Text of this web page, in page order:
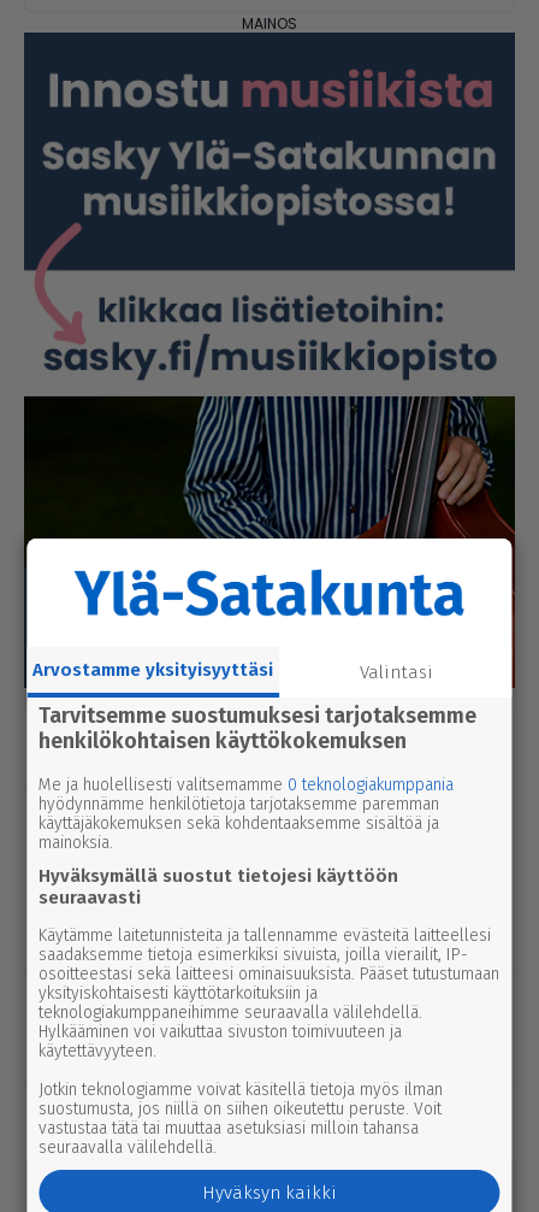
Luetuimmat
uutinen9.8.2026 14.00
Ter­veys­kes­kuk­sessa kolme vuotta
sitten käyt­töö­no­tettu ilmoit­tau­tu­mis­
käy­täntö muuttui – nyt painetaan ovi­
sum­me­ria
kulttuuri9.8.2026 2.55
2000 kävijän raja meni rikki Karvia-
Päivien ilta­oh­jel­missa
urheilu7.8.2026 14.00
Janne Ojala näkee Parkanon ase­man­
seu­dussa mah­dol­li­suu­den ravi- ja
tapah­tu­ma­kes­kuk­selle
Arvostamme yksityisyyttäsi Valintasi
Tarvitsemme suostumuksesi tarjotaksemme
henkilökohtaisen käyttökokemuksen
Me ja huolellisesti valitsemamme 0 teknologiakumppania
hyödynnämme henkilötietoja tarjotaksemme paremman
käyttäjäkokemuksen sekä kohdentaaksemme sisältöä ja
mainoksia.
Hyväksymällä suostut tietojesi käyttöön
seuraavasti
Käytämme laitetunnisteita ja tallennamme evästeitä laitteellesi
saadaksemme tietoja esimerkiksi sivuista, joilla vierailit, IP-
osoitteestasi sekä laitteesi ominaisuuksista. Pääset tutustumaan
yksityiskohtaisesti käyttötarkoituksiin ja
teknologiakumppaneihimme seuraavalla välilehdellä.
Hylkääminen voi vaikuttaa sivuston toimivuuteen ja
käytettävyyteen.
Jotkin teknologiamme voivat käsitellä tietoja myös ilman
suostumusta, jos niillä on siihen oikeutettu peruste. Voit
vastustaa tätä tai muuttaa asetuksiasi milloin tahansa
seuraavalla välilehdellä.
Hyväksyn kaikki